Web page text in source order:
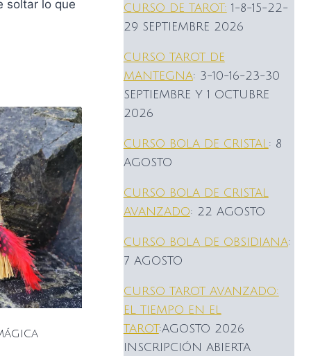
soltar lo que CURSO DE TAROT: 1-8-15-22-
29 SEPTIEMBRE 2026
CURSO TAROT DE
MANTEGNA: 3-10-16-23-30
SEPTIEMBRE Y 1 OCTUBRE
2026
CURSO BOLA DE CRISTAL: 8
AGOSTO
CURSO BOLA DE CRISTAL
AVANZADO: 22 AGOSTO
CURSO BOLA DE OBSIDIANA:
7 AGOSTO
CURSO TAROT AVANZADO:
EL TIEMPO EN EL
TAROT:AGOSTO 2026
INSCRIPCIÓN ABIERTA